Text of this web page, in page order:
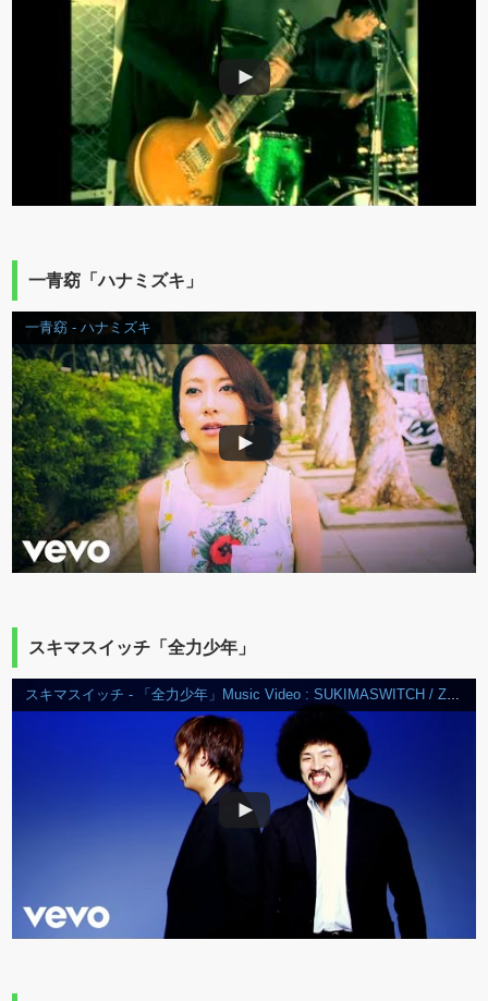
一青窈「ハナミズキ」
一青窈 - ハナミズキ
スキマスイッチ「全力少年」
スキマスイッチ - 「全力少年」Music Video : SUKIMASWITCH / ZENRYOKU SHOUNEN Music Video